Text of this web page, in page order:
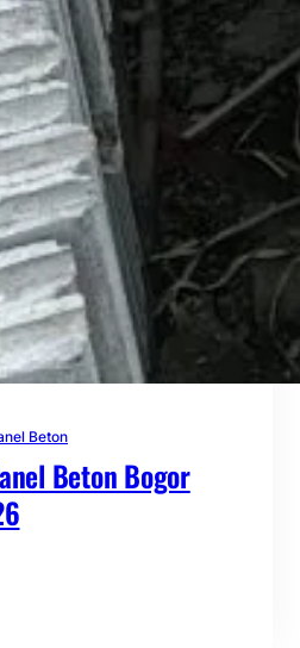
Beton
Beton Bogor